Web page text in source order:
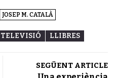
JOSEP M. CATALÀ
LLIBRES
SEGÜENT ARTICLE